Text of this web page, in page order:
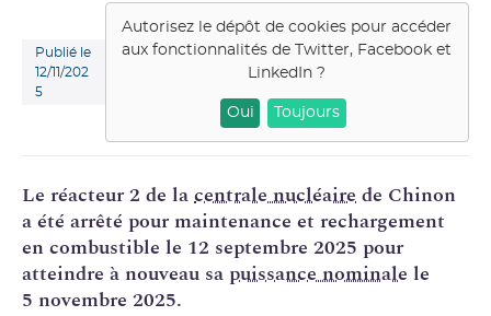
Publié le
12/11/202
5
Autorisez le dépôt de cookies pour accéder
aux fonctionnalités deTwitter, Facebook et
LinkedIn ?
Oui Toujours
Le réacteur 2 de lacentrale nucléairede Chinon
a été arrêté pour maintenance et rechargement
en combustible le 12 septembre 2025 pour
atteindre à nouveau sa puissance nominale le
5 novembre 2025.